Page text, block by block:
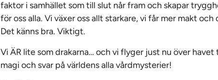
faktor i samhället som till slut når fram och skapar
för oss alla. Vi växer oss allt starkare, vi får mer makt
Det känns bra. Viktigt.
Vi ÄR lite som drakarna… och vi flyger just nu över
magi och svar på världens alla vårdmysterier!